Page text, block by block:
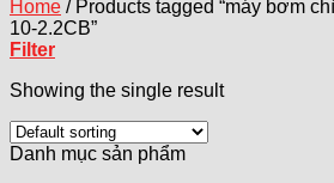
Home /Products tagged “máy bơm
10-2.2CB”
Filter
Showing the single result
Danh mục sản phẩm